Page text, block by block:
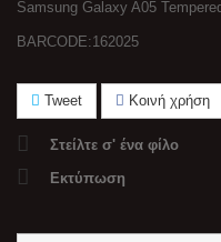
Samsung Galaxy A05
BARCODE:162025
Tweet Κοινή χρήση
Στείλτε σ' ένα φίλο
Εκτύπωση